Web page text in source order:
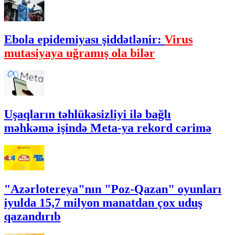
Ebola epidemiyası şiddətlənir: Virus
mutasiyaya uğramış ola bilər
Uşaqların təhlükəsizliyi ilə bağlı
məhkəmə işində Meta-ya rekord cərimə
"Azərlotereya"nın "Poz-Qazan" oyunları
iyulda 15,7 milyon manatdan çox uduş
qazandırıb